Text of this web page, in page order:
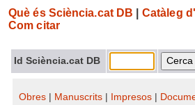
Què és Sciència.cat DB Catàleg
Com citar
Id Sciència.cat DB
Obres Manuscrits Impresos